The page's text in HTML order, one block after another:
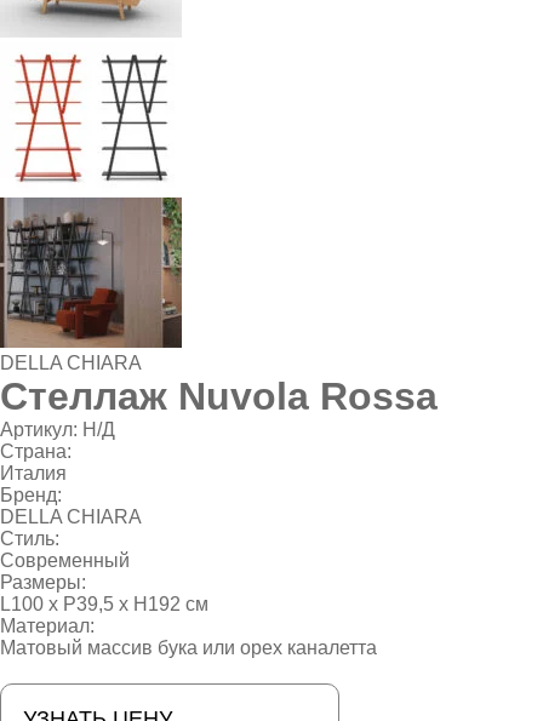
DELLA CHIARA
Стеллаж Nuvola Rossa
Артикул: Н/Д
Страна:
Италия
Бренд:
DELLA CHIARA
Стиль:
Современный
Размеры:
L100 х P39,5 х H192 см
Материал:
Матовый массив бука или орех каналетта